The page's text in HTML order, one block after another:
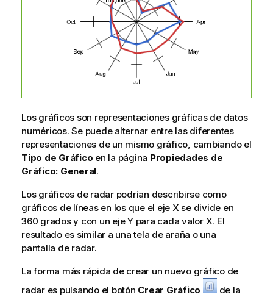
Los gráficos son representaciones gráficas de datos
numéricos. Se puede alternar entre las diferentes
representaciones de un mismo gráfico, cambiando el
Tipo de Gráfico en la página Propiedades de
Gráfico: General.
Los gráficos de radar podrían describirse como
gráficos de líneas en los que el eje X se divide en
360 grados y con un eje Y para cada valor X. El
resultado es similar a una tela de araña o una
pantalla de radar.
La forma más rápida de crear un nuevo gráfico de
radar es pulsando el botón Crear Gráfico
de la